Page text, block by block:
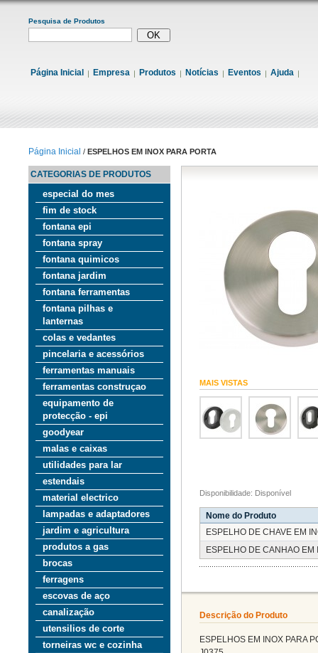
Pesquisa de Produtos
Página Inicial Empresa Produtos Notícias Eventos Ajuda
Página Inicial / ESPELHOS EM INOX PARA PORTA
CATEGORIAS DE PRODUTOS
especial do mes
fim de stock
fontana epi
fontana spray
fontana quimicos
fontana jardim
fontana ferramentas
fontana pilhas e
lanternas
colas e vedantes
pincelaria e acessórios
ferramentas manuais
ferramentas construçao
equipamento de
protecção - epi
goodyear
malas e caixas
utilidades para lar
estendais
material electrico
lampadas e adaptadores
jardim e agricultura
produtos a gas
brocas
ferragens
escovas de aço
canalização
utensilios de corte
torneiras wc e cozinha
MAIS VISTAS
Disponibilidade: Disponível
Nome do Produto
ESPELHO DE CHAVE EM
ESPELHO DE CANHAO EM
Descrição do Produto
ESPELHOS EM INOX PARA